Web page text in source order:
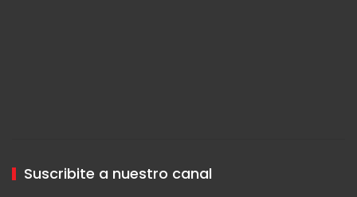
Suscribite a nuestro canal